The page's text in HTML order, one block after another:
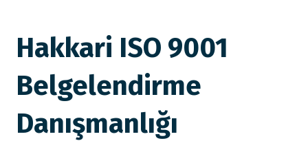
Hakkari ISO 9001
Belgelendirme
Danışmanlığı